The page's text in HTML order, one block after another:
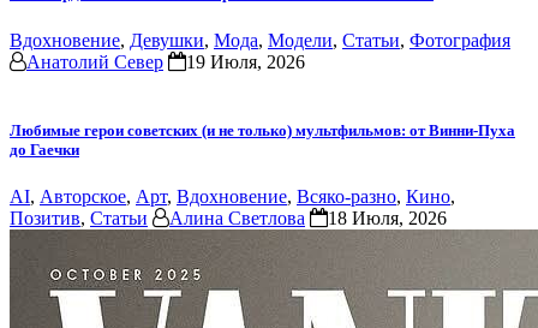
Вдохновение, Девушки, Мода, Модели, Статьи, Фотография
Анатолий Север
19 Июля, 2026
Любимые герои советских (и не только) мультфильмов: от Винни-Пуха
до Гаечки
AI, Авторское, Арт, Вдохновение, Всяко-разно, Кино,
Позитив, Статьи Алина Светлова 18 Июля, 2026